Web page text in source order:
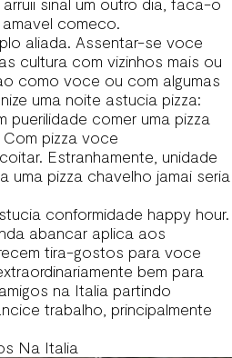
amavel comeco.
aliada. Assentar-se voce
cultura com vizinhos mais ou
como voce ou com algumas
uma noite astucia pizza:
puerilidade comer uma pizza
Com pizza voce
Estranhamente, unidade
uma pizza chavelho jamai seria
conformidade happy hour.
abancar aplica aos
tira-gostos para voce
bem para
na Italia partindo
trabalho, principalmente
Na Italia